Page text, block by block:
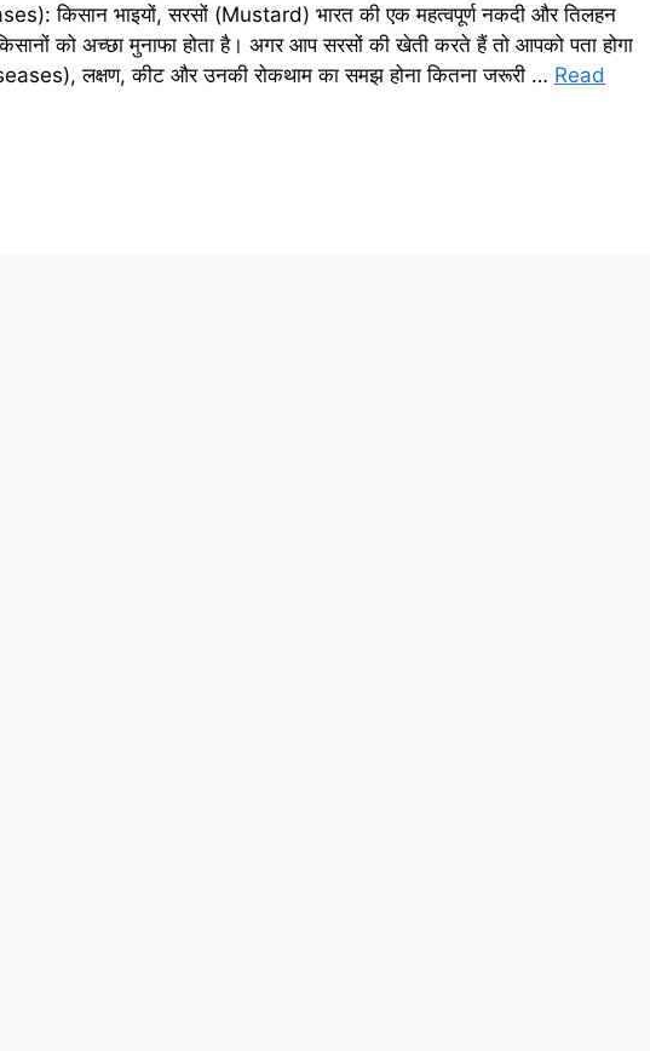
किसान भाइयों, सरसों (Mustard) भारत की एक महत्वपूर्ण नकदी और तिलहन
को अच्छा मुनाफा होता है। अगर आप सरसों की खेती करते हैं तो आपको पता होगा
लक्षण, कीट और उनकी रोकथाम का समझ होना कितना जरूरी … Read